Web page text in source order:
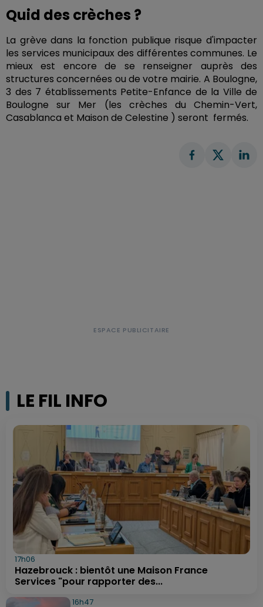
Quid des crèches ?
La grève dans la fonction publique risque d'impacter
les services municipaux des différentes communes. Le
mieux est encore de se renseigner auprès des
structures concernées ou de votre mairie. A Boulogne,
3 des 7 établissements Petite-Enfance de la Ville de
Boulogne sur Mer (les crèches du Chemin-Vert,
Casablanca et Maison de Celestine ) seront fermés.
LE FIL INFO
17h06
Hazebrouck : bientôt une Maison France
Services "pour rapporter des...
16h47